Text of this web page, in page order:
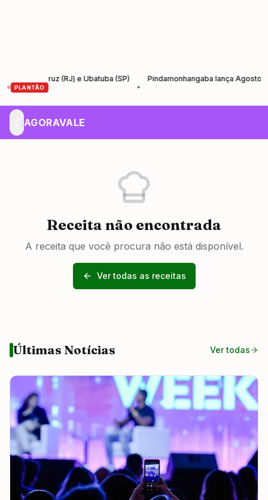
PLANTÃO
Cruz (RJ) e Ubatuba (SP)
Pindamonhangaba lança Agosto Lilás
AGORAVALE
Receita não encontrada
A receita que você procura não está disponível.
Ver todas as receitas
Últimas Notícias Ver todas